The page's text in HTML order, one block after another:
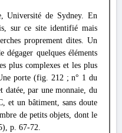
Université de Sydney. En
sur ce site identifié mais
proprement dites. Un
dégager quelques éléments
plus complexes et les plus
porte (fig. 212 ; n° 1 du
datée, par une monnaie, du
et un bâtiment, sans doute
de petits objets, dont le
p. 67-72.